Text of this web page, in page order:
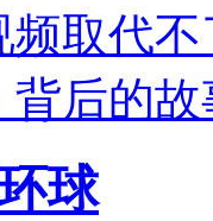
频取代不
背后的
球